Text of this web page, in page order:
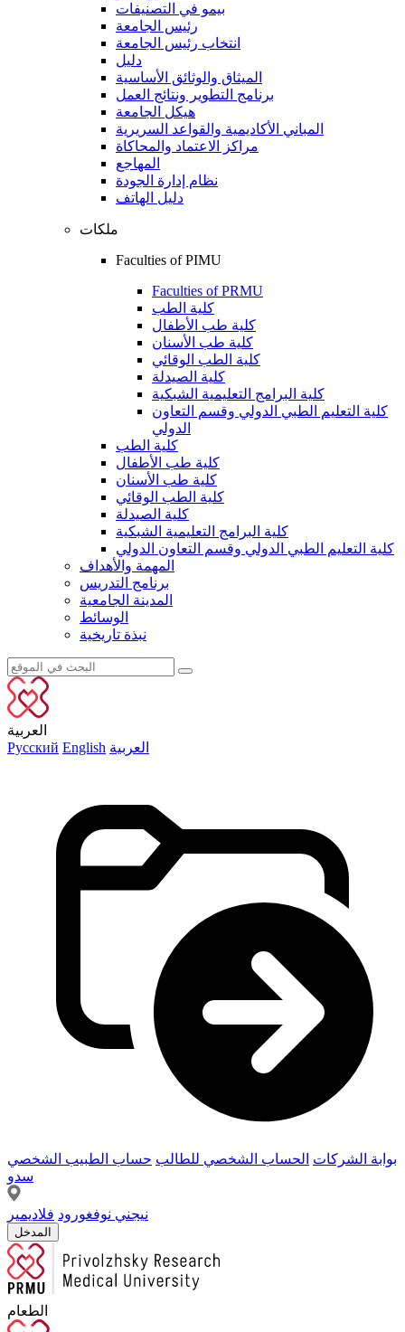
بيمو في التصنيفات
رئيس الجامعة
انتخاب رئيس الجامعة
دليل
الميثاق والوثائق الأساسية
برنامج التطوير ونتائج العمل
هيكل الجامعة
المباني الأكاديمية والقواعد السريرية
مراكز الاعتماد والمحاكاة
المهاجع
نظام إدارة الجودة
دليل الهاتف
ملكات
Faculties of PIMU
Faculties of PRMU
كلية الطب
كلية طب الأطفال
كلية طب الأسنان
كلية الطب الوقائي
كلية الصيدلة
كلية البرامج التعليمية الشبكية
كلية التعليم الطبي الدولي وقسم التعاون
الدولي
كلية الطب
كلية طب الأطفال
كلية طب الأسنان
كلية الطب الوقائي
كلية الصيدلة
كلية البرامج التعليمية الشبكية
كلية التعليم الطبي الدولي وقسم التعاون الدولي
المهمة والأهداف
برنامج التدريس
المدينة الجامعية
الوسائط
نبذة تاريخية
العربية
Русский English العربية
بوابة الشركات الحساب الشخصي للطالب حساب الطبيب الشخصي
سدو
نيجني نوفغورود فلاديمير
المدخل
الطعام